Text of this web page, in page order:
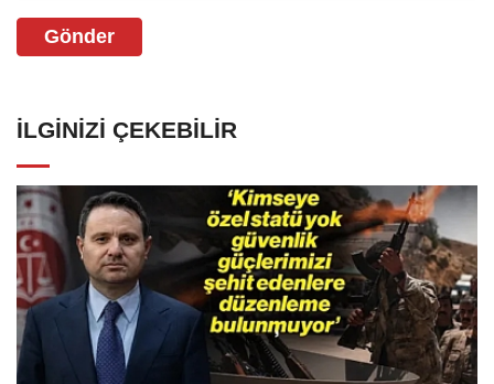
Gönder
İLGINIZI ÇEKEBILIR